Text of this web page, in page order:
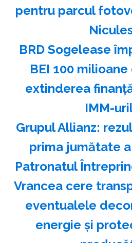
pentru parcul
BRD Sogelease
BEI 100
extinderea
IMM-
Grupul Allianz:
prima jumătate
Patronatul
Vrancea cere
eventualele
energie şi